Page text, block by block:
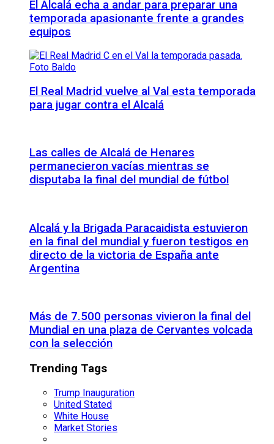
El Alcalá echa a andar para preparar una
temporada apasionante frente a grandes
equipos
El Real Madrid vuelve al Val esta temporada
para jugar contra el Alcalá
Las calles de Alcalá de Henares
permanecieron vacías mientras se
disputaba la final del mundial de fútbol
Alcalá y la Brigada Paracaidista estuvieron
en la final del mundial y fueron testigos en
directo de la victoria de España ante
Argentina
Más de 7.500 personas vivieron la final del
Mundial en una plaza de Cervantes volcada
con la selección
Trending Tags
Trump Inauguration
United Stated
White House
Market Stories